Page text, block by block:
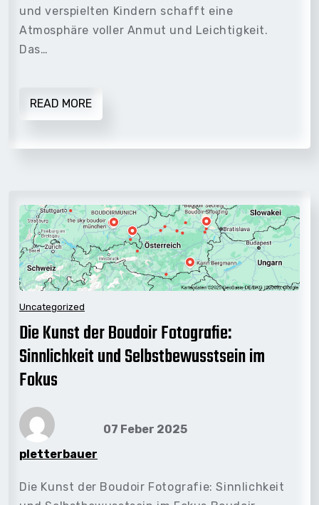
und verspielten Kindern schafft eine
Atmosphäre voller Anmut und Leichtigkeit.
Das…
READ MORE
Uncategorized
Die Kunst der Boudoir Fotografie:
Sinnlichkeit und Selbstbewusstsein im
Fokus
pletterbauer
07 Feber 2025
Die Kunst der Boudoir Fotografie: Sinnlichkeit